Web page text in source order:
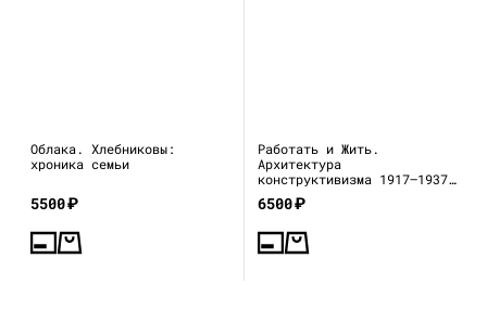
Облака. Хлебниковы:
хроника семьи
5500₽
Работать и Жить.
Архитектура
конструктивизма 1917—1937
(каталог выставки)
6500₽